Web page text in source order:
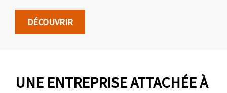
DÉCOUVRIR
UNE ENTREPRISE ATTACHÉE À